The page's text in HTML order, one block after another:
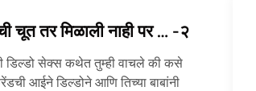
चूत तर मिळाली नाही पर … -२
डिल्डो सेक्स कथेत तुम्ही वाचले की कसे
आईने डिल्डोने आणि तिच्या बाबांनी